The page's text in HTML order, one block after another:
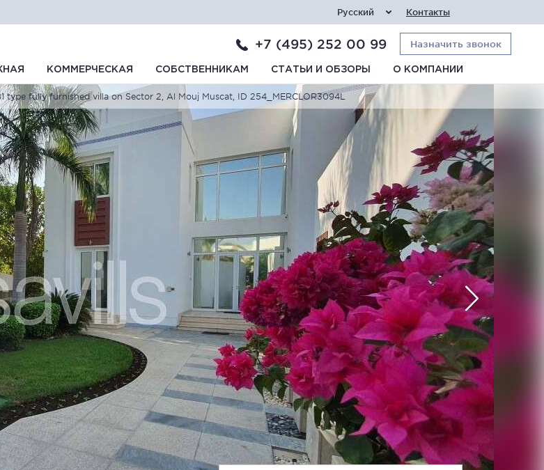
Русский Контакты
+7 (495) 252 00 99 Назначить звонок
КОММЕРЧЕСКАЯ СОБСТВЕННИКАМ СТАТЬИ И ОБЗОРЫ О КОМПАНИИ
type fully furnished villa on Sector 2, Al Mouj Muscat, ID 254_MERCLOR3094L